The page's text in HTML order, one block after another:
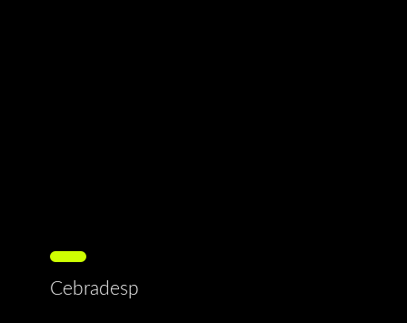
Cebradesp